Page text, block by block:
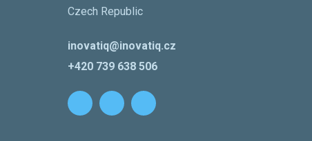
Czech Republic
inovatiq@inovatiq.cz
+420 739 638 506